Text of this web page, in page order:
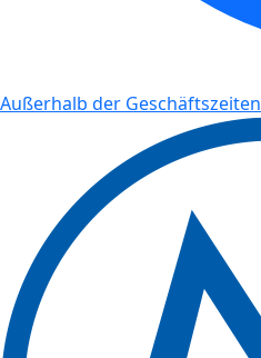
Außerhalb der Geschäftszeiten